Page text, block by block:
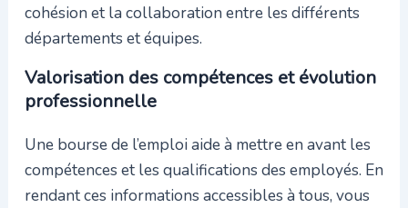
cohésion et la collaboration entre les différents
départements et équipes.
Valorisation des compétences et évolution
professionnelle
Une bourse de l’emploi aide à mettre en avant les
compétences et les qualifications des employés. En
rendant ces informations accessibles à tous, vous